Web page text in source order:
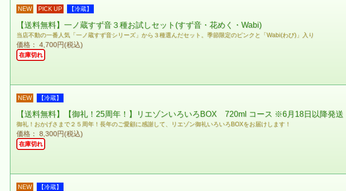
NEW PICK UP 【冷蔵】
【送料無料】一ノ蔵すず音３種お試しセット(すず音・花めく・Wabi)
当店不動の一番人気「一ノ蔵すず音シリーズ」から３種選んだセット。季節限定のピンクと「Wabi(わび)」入り
価格： 4,700円(税込)
在庫切れ
NEW 【冷蔵】
【送料無料】【御礼！25周年！】リエゾンいろいろBOX 720ml コース ※6月18日以降発
御礼！おかげさまで２５周年！長年のご愛顧に感謝して、リエゾン御礼いろいろBOXをお届けします！
価格： 8,300円(税込)
在庫切れ
NEW 【冷蔵】